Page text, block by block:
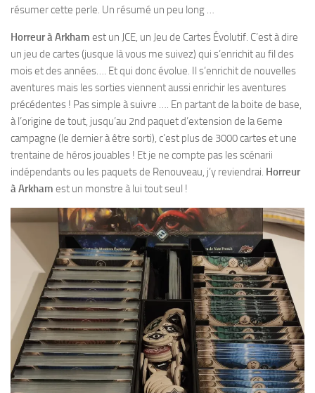
résumer cette perle. Un résumé un peu long …
Horreur à Arkham est un JCE, un Jeu de Cartes Évolutif. C’est à dire
un jeu de cartes (jusque là vous me suivez) qui s’enrichit au fil des
mois et des années…. Et qui donc évolue. Il s’enrichit de nouvelles
aventures mais les sorties viennent aussi enrichir les aventures
précédentes ! Pas simple à suivre …. En partant de la boite de base,
à l’origine de tout, jusqu’au 2nd paquet d’extension de la 6eme
campagne (le dernier à être sorti), c’est plus de 3000 cartes et une
trentaine de héros jouables ! Et je ne compte pas les scénarii
indépendants ou les paquets de Renouveau, j’y reviendrai. Horreur
à Arkham est un monstre à lui tout seul !